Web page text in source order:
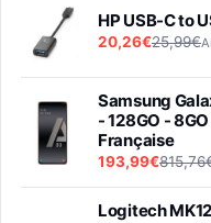
HP USB-C to
20,26€25,99€
Samsung
- 128GO -
Française
193,99€
Logitech